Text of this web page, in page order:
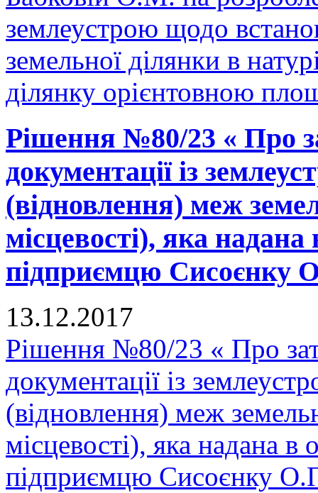
землеустрою щодо
земельної ділянки в
ділянку орієнтовною
Рішення №80/23 « Про
документації із
(відновлення) меж
місцевості), яка надана
підприємцю Сисоєнку
13.12.2017
Рішення №80/23 « Про
документації із
(відновлення) меж
місцевості), яка надана в
підприємцю Сисоєнку